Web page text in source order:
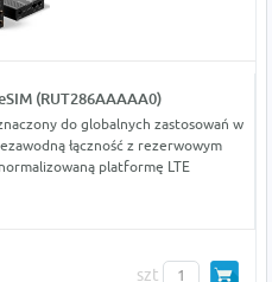
(RUT286AAAAA0)
do globalnych zastosowań w
łączność z rezerwowym
platformę LTE
szt